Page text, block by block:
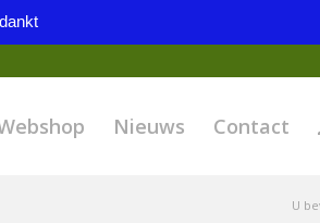
Nieuws Contact
U